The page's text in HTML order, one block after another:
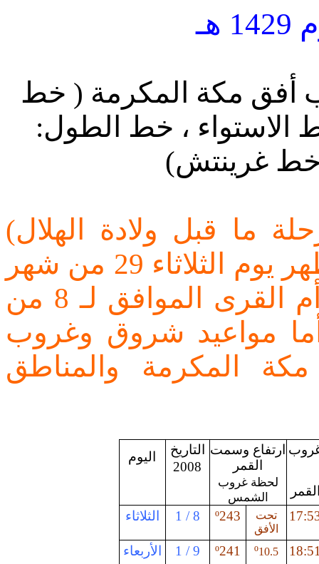
أفق مكة المكرمة ( خط
خط الاستواء ، خط الطول:
ما قبل ولادة الهلال)
بإذن الله الساعة 2:38 من بعد ظهر يوم الثلاثاء 29 من شهر
ذوالحجة 1428 هـ حسب تقويم أم القرى الموافق لـ 8 من
الثاني) 2008 م. أما مواعيد شروق وغروب
المكرمة والمناطق
اليوم
التاريخ
2008
ارتفاع وسمت
القمر
لحظة غروب
الشمس
الثلاثاء
8 / 1 243
º
تحت
الأفق
الأربعاء 9 / 1 241
º 10.5
º